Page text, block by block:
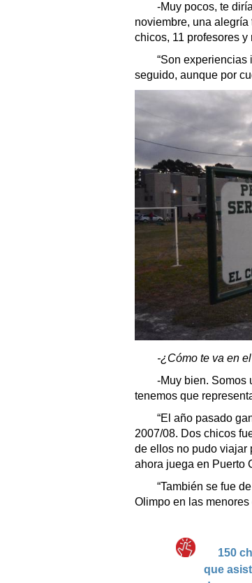
-Muy pocos, te
noviembre, una
chicos, 11 profesores y
“Son experiencias
seguido, aunque por
-¿Cómo te va en
-Muy bien. Somos
tenemos que
“El año pasado
2007/08. Dos chicos
de ellos no pudo viajar
ahora juega en Puerto
“También se fue
Olimpo en las menores
150
que